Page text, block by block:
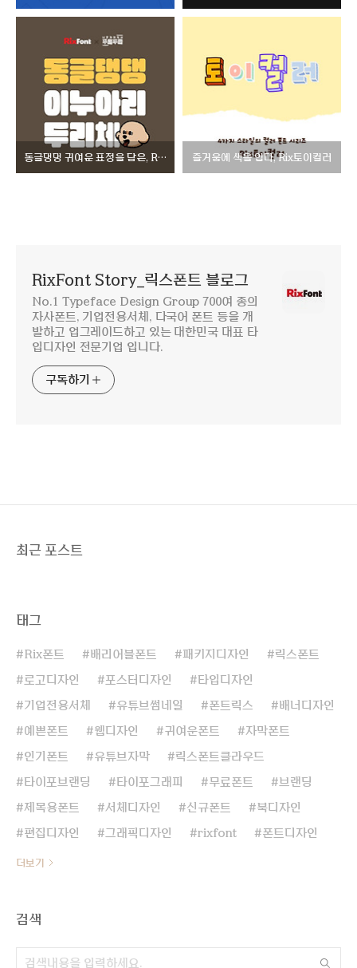
동글댕댕 귀여운 표정을 담은, Rix이누아리두리 즐거움에 색을 입다, Rix토이컬러
RixFont Story_릭스폰트 블로그
No.1 Typeface Design Group 700여 종의
자사폰트, 기업전용서체, 다국어 폰트 등을 개
발하고 업그레이드하고 있는 대한민국 대표 타
입디자인 전문기업 입니다.
구독하기
최근 포스트
태그
Rix폰트 배리어블폰트 패키지디자인 릭스폰트
로고디자인 포스터디자인 타입디자인
기업전용서체 유튜브썸네일 폰트릭스 배너디자인
예쁜폰트 웹디자인 귀여운폰트 자막폰트
인기폰트 유튜브자막 릭스폰트클라우드
타이포브랜딩 타이포그래피 무료폰트 브랜딩
제목용폰트 서체디자인 신규폰트 북디자인
편집디자인 그래픽디자인 rixfont 폰트디자인
더보기
검색